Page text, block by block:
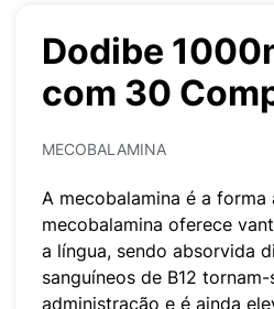
Dodibe
com 30
MECOBALAMINA
A mecobalamina é a
mecobalamina oferece
a língua, sendo absorvida
sanguíneos de B12
administração e é ainda